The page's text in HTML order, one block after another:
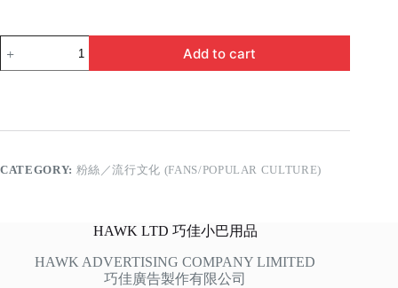
係
Add to cart
CATEGORY: 粉絲／流行文化 (FANS/POPULAR CULTURE)
HAWK LTD 巧佳小巴用品
HAWK ADVERTISING COMPANY LIMITED
巧佳廣告製作有限公司